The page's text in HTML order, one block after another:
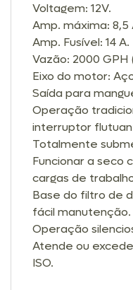
Voltagem: 12V.
Amp. máxima: 8,5
Amp. Fusível: 14 A.
Vazão: 2000 GPH
Eixo do motor:
Saída para
Operação
interruptor
Totalmente
Funcionar a seco
cargas de
Base do filtro de
fácil manutenção.
Operação
Atende ou
ISO.